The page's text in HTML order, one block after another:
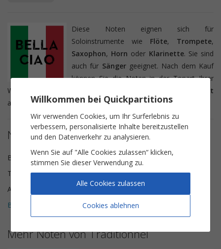
Diese Noten eignen sich für
Soloinstrumente wie Flöte, Trompete,
Saxophon, Horn oder Klarinette. Sie sind
auch für Sängergeeignet. Nach dem Kauf
können Sie die Noten in der Tonart Ihrer
Wahl ausdrucken oder direkt Ihr transponierendes
Instrument
auswählen.
Notendetails
Besetzung
Solo-Instrument
Tonart
e-Moll
Anzahl der Seiten
Bewertungen (
Mehr Noten von Traditionnel
Willkommen bei Quickpartitions
Wir verwenden Cookies, um Ihr Surferlebnis zu
verbessern, personalisierte Inhalte bereitzustellen
und den Datenverkehr zu analysieren.
Wenn Sie auf "Alle Cookies zulassen“ klicken,
stimmen Sie dieser Verwendung zu.
Cookies ablehnen
Alle Cookies zulassen